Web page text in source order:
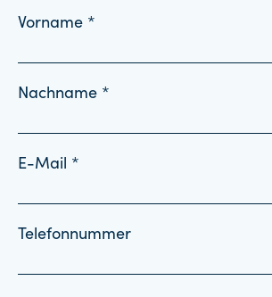
Vorname *
Nachname *
E-Mail *
Telefonnummer